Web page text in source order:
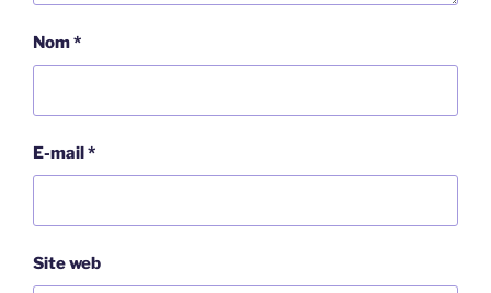
Nom*
E-mail *
Site web